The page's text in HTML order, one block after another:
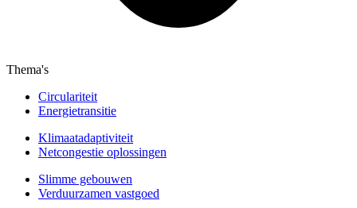
Thema's
Circulariteit
Energietransitie
Klimaatadaptiviteit
Netcongestie oplossingen
Slimme gebouwen
Verduurzamen vastgoed